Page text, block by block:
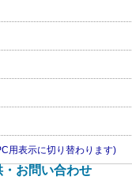
用表示に切り替わります)
お問い合わせ